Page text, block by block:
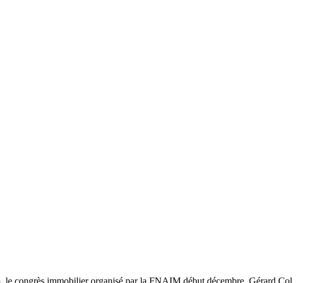
congrès immobilier organisé par la FNAIM début décembre, Gérard Col,